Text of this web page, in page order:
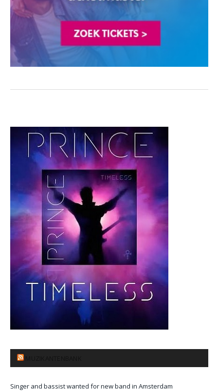
Singer and bassist wanted for new band in Amsterdam